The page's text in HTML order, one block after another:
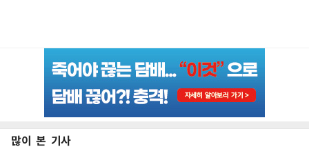
많이 본 기사